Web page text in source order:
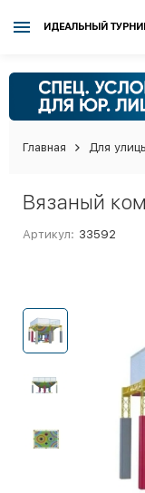
ИДЕАЛЬНЫЙ
Главная Для
Вязаный
Артикул: 33592